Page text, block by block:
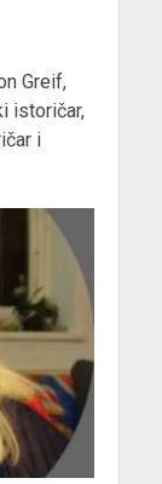
Greif,
istoričar,
i